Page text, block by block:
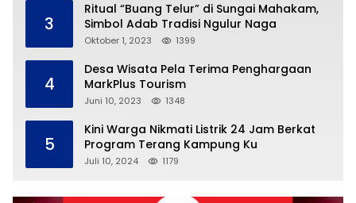
3
Ritual “Buang Telur” di Sungai Mahakam,
Simbol Adab Tradisi Ngulur Naga
Oktober 1, 2023 1399
4
Desa Wisata Pela Terima Penghargaan
MarkPlus Tourism
Juni 10, 2023 1348
5
Kini Warga Nikmati Listrik 24 Jam Berkat
Program Terang Kampung Ku
Juli 10, 2024 1179